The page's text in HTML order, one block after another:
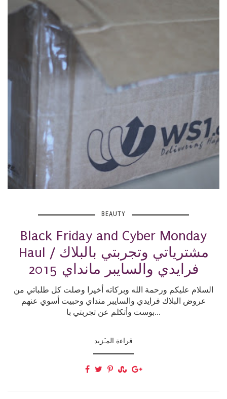
BEAUTY
Black Friday and Cyber Monday
Haul / مشترياتي وتجربتي بالبلاك
فرايدي والسايبر مانداي 2015
السلام عليكم ورحمة الله وبركاته أخيرا وصلت كل طلباتي من
عروض البلاك فرايدي والسايبر منداي وحبيت أسوي عنهم
بوست وأتكلم عن تجربتي با...
قراءة المـَزيد